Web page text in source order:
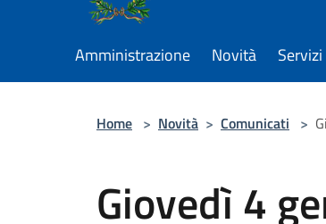
Amministrazione Novità Servizi
Home > Novità > Comunicati >
Giovedì 4